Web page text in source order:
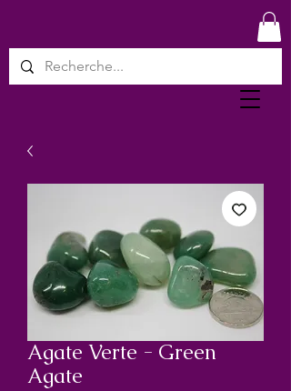
Agate Verte - Green
Agate